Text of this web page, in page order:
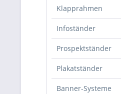
Klapprahmen
Infoständer
Prospektständer
Plakatständer
Banner-Systeme